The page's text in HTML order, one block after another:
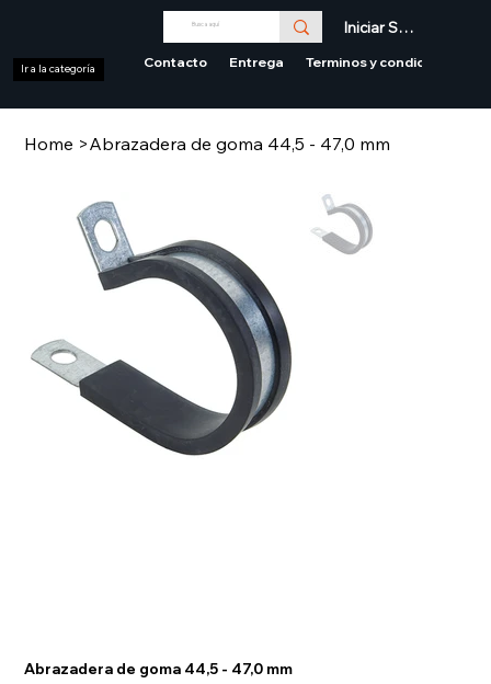
Iniciar Sesión
Contacto Entrega Terminos y condiciones
Ir a la categoría
Home >Abrazadera de goma 44,5 - 47,0 mm
Abrazadera de goma 44,5 - 47,0 mm